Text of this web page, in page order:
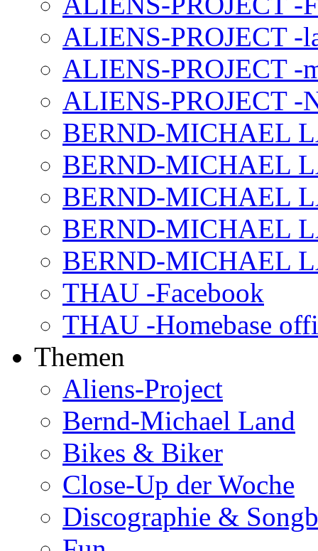
ALIENS-PROJECT -
ALIENS-PROJECT -
ALIENS-PROJECT -
BERND-MICHAEL
BERND-MICHAEL
BERND-MICHAEL
BERND-MICHAEL
BERND-MICHAEL
THAU -Facebook
THAU -Homebase
Themen
Aliens-Project
Bernd-Michael Land
Bikes & Biker
Close-Up der Woche
Discographie &